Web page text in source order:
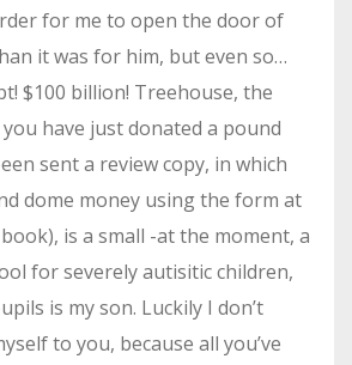
for me to open the door of
it was for him, but even so…
$100 billion! Treehouse, the
have just donated a pound
sent a review copy, in which
dome money using the form at
is a small -at the moment, a
for severely autisitic children,
is my son. Luckily I don’t
to you, because all you’ve